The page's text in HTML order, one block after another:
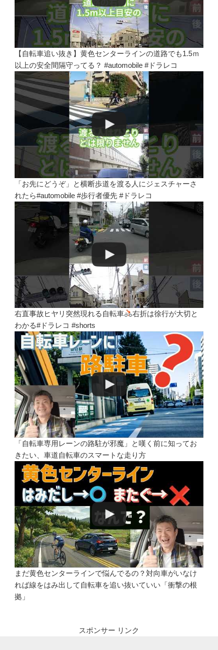
【自転車追い抜き】黄色センターラインの道路でも1.5ｍ
以上の安全間隔守ってる？ #automobile #ドラレコ
「お先にどうぞ」と横断歩道を渡る人にジェスチャーさ
れたら#automobile #歩行者優先 #ドラレコ
右直事故ヒヤリ突然現れる自転車
右折は徐行が大切と
わかる#ドラレコ #shorts
「自転車専用レーンの路駐が邪魔」と嘆く前に知ってお
きたい、車道自転車のスマートな走り方
まだ黄色センターラインで悩んでるの？対向車がいなけ
れば線をはみ出して自転車を追い抜いていい「衝撃の根
拠」
スポンサー リンク